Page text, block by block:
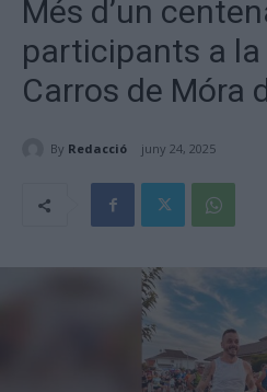
Més d’un
participants a la
Carros de Móra
By Redacció juny 24, 2025